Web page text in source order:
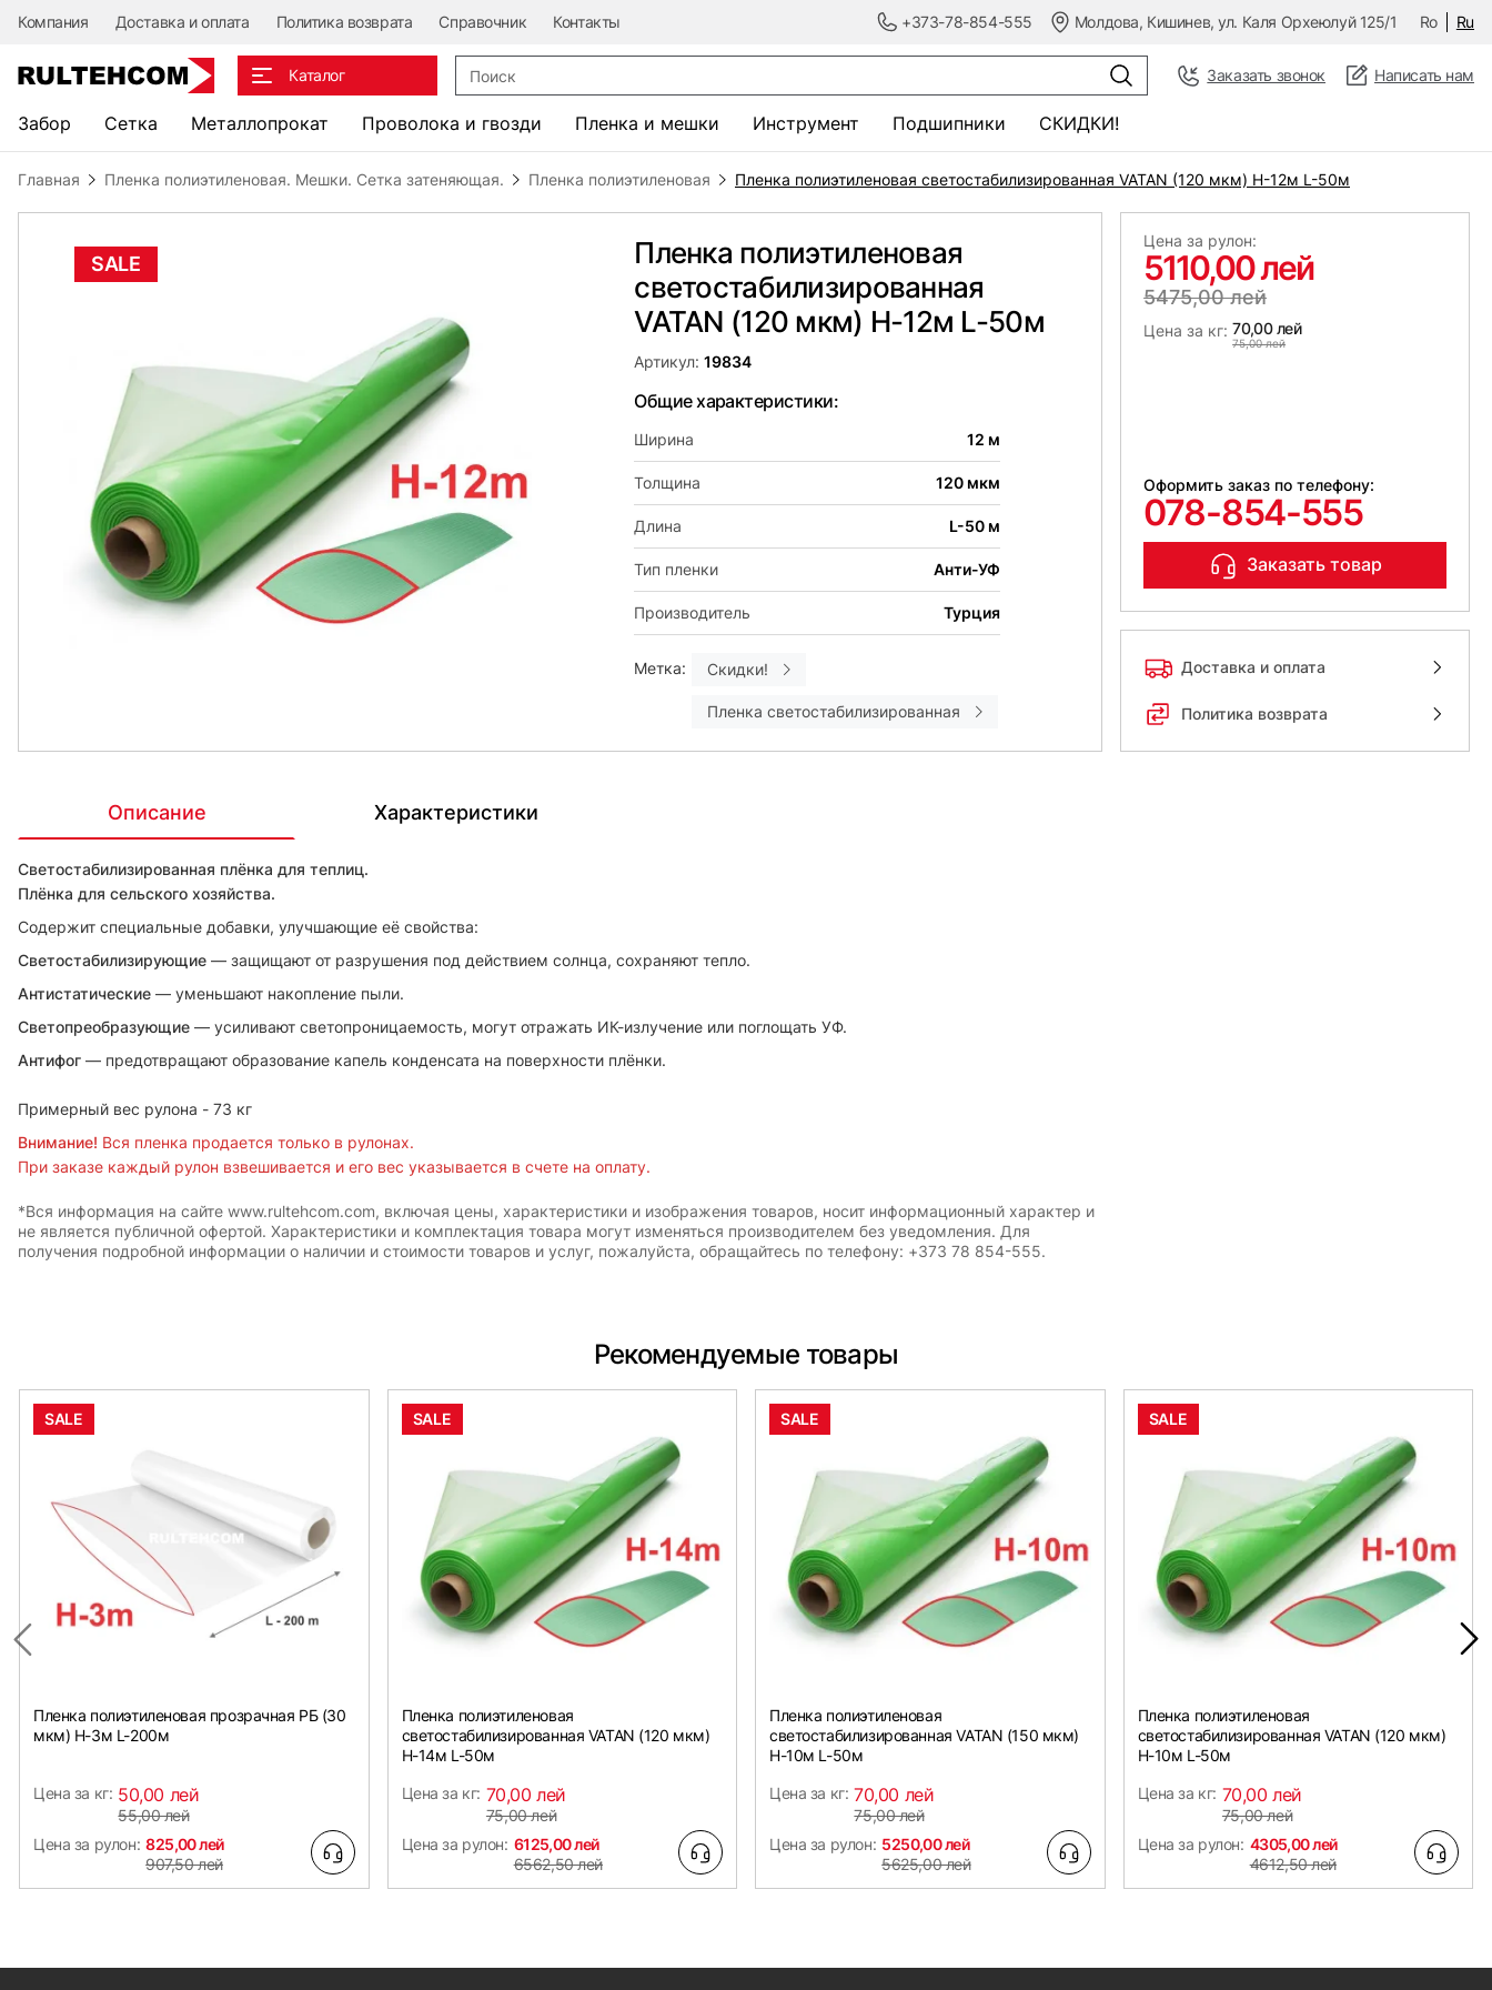
Компания Доставка и оплата Политика возврата Справочник Контакты +373-78-854-555 Молдова, Кишинев, ул. Каля Орхеюлуй 125/1 Ro Ru
Каталог Заказать звонок Написать нам
Забор Сетка Металлопрокат Проволока и гвозди Пленка и мешки Инструмент Подшипники СКИДКИ!
Главная Пленка полиэтиленовая. Мешки. Сетка затеняющая. Пленка полиэтиленовая Пленка полиэтиленовая светостабилизированная VATAN (120 мкм) Н-12м L-50м
SALE
Пленка полиэтиленовая
светостабилизированная
VATAN (120 мкм) Н-12м L-50м
Артикул:19834
Общие характеристики:
Ширина 12 м
Толщина 120 мкм
Длина L-50 м
Тип пленки Анти-УФ
Производитель Турция
Метка: Скидки!
Пленка светостабилизированная
Цена за рулон:
5110,00 лей
5475,00 лей
Цена за кг: 70,00 лей
75,00 лей
Оформить заказ по телефону:
078-854-555
Заказать товар
Доставка и оплата
Политика возврата
Описание Характеристики
Светостабилизированная плёнка для теплиц.
Плёнка для сельского хозяйства.
Содержит специальные добавки, улучшающие её свойства:
Светостабилизирующие — защищают от разрушения под действием солнца, сохраняют тепло.
Антистатические — уменьшают накопление пыли.
Светопреобразующие — усиливают светопроницаемость, могут отражать ИК-излучение или поглощать УФ.
Антифог — предотвращают образование капель конденсата на поверхности плёнки.
Примерный вес рулона - 73 кг
Внимание! Вся пленка продается только в рулонах.
При заказе каждый рулон взвешивается и его вес указывается в счете на оплату.
*Вся информация на сайте www.rultehcom.com, включая цены, характеристики и изображения товаров, носит информационный характер и
не является публичной офертой. Характеристики и комплектация товара могут изменяться производителем без уведомления. Для
получения подробной информации о наличии и стоимости товаров и услуг, пожалуйста, обращайтесь по телефону: +373 78 854-555.
Рекомендуемые товары
SALE
Пленка полиэтиленовая прозрачная РБ (30
мкм) Н-3м L-200м
Цена за кг: 50,00 лей
55,00 лей
Цена за рулон: 825,00 лей
907,50 лей
SALE
Пленка полиэтиленовая
светостабилизированная VATAN (120 мкм)
Н-14м L-50м
Цена за кг: 70,00 лей
75,00 лей
Цена за рулон: 6125,00 лей
6562,50 лей
SALE
Пленка полиэтиленовая
светостабилизированная VATAN (150 мкм)
Н-10м L-50м
Цена за кг: 70,00 лей
75,00 лей
Цена за рулон: 5250,00 лей
5625,00 лей
SALE
Пленка полиэтиленовая
светостабилизированная VATAN (120 мкм)
Н-10м L-50м
Цена за кг: 70,00 лей
75,00 лей
Цена за рулон: 4305,00 лей
4612,50 лей